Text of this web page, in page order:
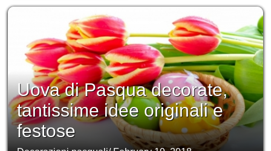
Uova di Pasqua decorate,
tantissime idee originali e
festose